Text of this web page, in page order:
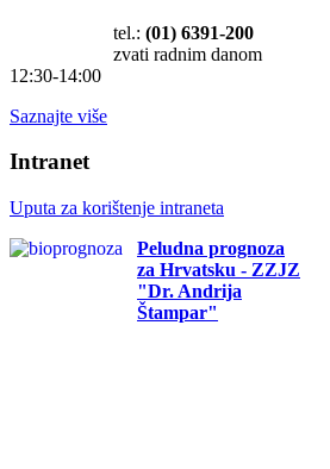
tel.: (01) 6391-200
zvati radnim danom
12:30-14:00
Saznajte više
Intranet
Uputa za korištenje intraneta
Peludna prognoza
za Hrvatsku - ZZJZ
"Dr. Andrija
Štampar"